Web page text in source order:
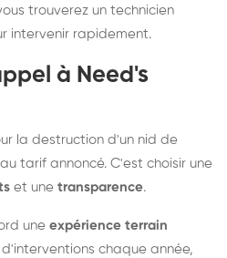
trouverez un technicien
intervenir rapidement.
à Need's
la destruction d'un nid de
tarif annoncé. C'est choisir une
et une transparence.
une expérience terrain
d'interventions chaque année,